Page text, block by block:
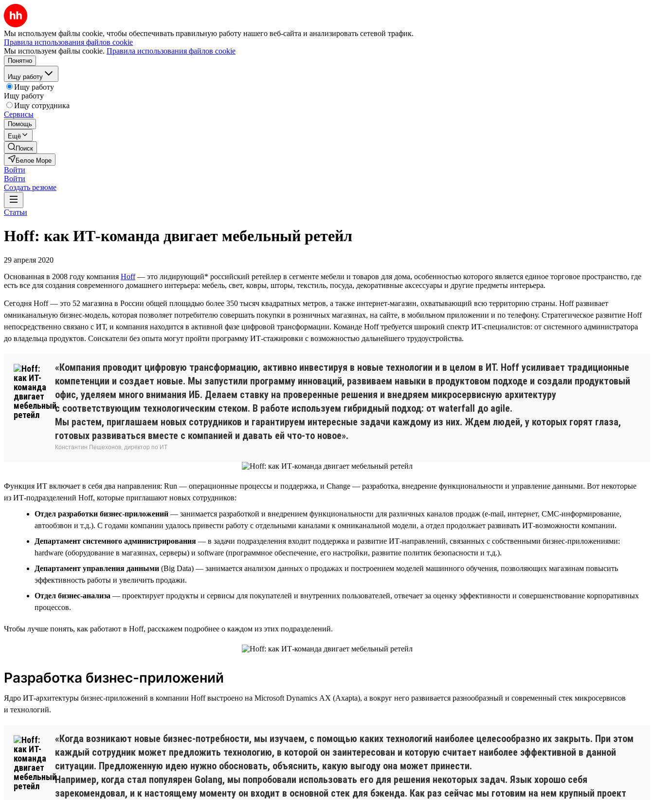
Мы используем файлы cookie, чтобы обеспечивать правильную работу нашего веб-сайта и анализировать сетевой трафик.
Правила использования файлов cookie
Мы используем файлы cookie. Правила использования файлов cookie
Понятно
Ищу работу
Ищу работу
Ищу работу
Ищу сотрудника
Сервисы
Помощь
Ещё
Поиск
Белое Море
Войти
Войти
Создать резюме
Статьи
Hoff: как ИТ-команда двигает мебельный ретейл
29 апреля 2020
Основанная в 2008 году компания Hoff— это лидирующий* российский ретейлер в сегменте мебели и товаров для дома, особенностью которого является единое торговое пространство, где
есть все для создания современного домашнего интерьера: мебель, свет, ковры, шторы, текстиль, посуда, декоративные аксессуары и другие предметы интерьера.
Сегодня Hoff — это 52 магазина в России общей площадью более 350 тысяч квадратных метров, а также интернет-магазин, охватывающий всю территорию страны. Hoff развивает
омниканальную бизнес-модель, которая позволяет потребителю совершать покупки в розничных магазинах, на сайте, в мобильном приложении и по телефону. Стратегическое развитие Hoff
непосредственно связано с ИТ, и компания находится в активной фазе цифровой трансформации. Команде Hoff требуется широкий спектр ИТ-специалистов: от системного администратора
до владельца продуктов. Соискатели без опыта могут пройти программу ИТ-стажировки с возможностью дальнейшего трудоустройства.
«Компания проводит цифровую трансформацию, активно инвестируя в новые технологии и в целом в ИТ. Hoff усиливает традиционные
компетенции и создает новые. Мы запустили программу инноваций, развиваем навыки в продуктовом подходе и создали продуктовый
офис, уделяем много внимания ИБ. Делаем ставку на проверенные решения и внедряем микросервисную архитектуру
с соответствующим технологическим стеком. В работе используем гибридный подход: от waterfall до agile.
Мы растем, приглашаем новых сотрудников и гарантируем интересные задачи каждому из них. Ждем людей, у которых горят глаза,
готовых развиваться вместе с компанией и давать ей что-то новое».
Константин Пешехонов, директор по ИТ
Функция ИТ включает в себя два направления: Run — операционные процессы и поддержка, и Change — разработка, внедрение функциональности и управление данными. Вот некоторые
из ИТ-подразделений Hoff, которые приглашают новых сотрудников:
Отдел разработки бизнес-приложений — занимается разработкой и внедрением функциональности для различных каналов продаж (e-mail, интернет, СМС-информирование,
автообзвон и т.д.). С годами компании удалось привести работу с отдельными каналами к омниканальной модели, а отдел продолжает развивать ИТ-возможности компании.
Департамент системного администрирования — в задачи подразделения входит поддержка и развитие ИТ-направлений, связанных с собственными бизнес-приложениями:
hardware (оборудование в магазинах, серверы) и software (программное обеспечение, его настройки, развитие политик безопасности и т.д.).
Департамент управления данными (Big Data) — занимается анализом данных о продажах и построением моделей машинного обучения, позволяющих магазинам повысить
эффективность работы и увеличить продажи.
Отдел бизнес-анализа — проектирует продукты и сервисы для покупателей и внутренних пользователей, отвечает за оценку эффективности и совершенствование корпоративных
процессов.
Чтобы лучше понять, как работают в Hoff, расскажем подробнее о каждом из этих подразделений.
Разработка бизнес-приложений
Ядро ИТ-архитектуры бизнес-приложений в компании Hoff выстроено на Microsoft Dynamics AX (Axapta), а вокруг него развивается разнообразный и современный стек микросервисов
и технологий.
«Когда возникают новые бизнес-потребности, мы изучаем, с помощью каких технологий наиболее целесообразно их закрыть. При этом
каждый сотрудник может предложить технологию, в которой он заинтересован и которую считает наиболее эффективной в данной
ситуации. Предложенную идею нужно обосновать, объяснить, какую выгоду она может принести.
Например, когда стал популярен Golang, мы попробовали использовать его для решения некоторых задач. Язык хорошо себя
зарекомендовал, и к настоящему моменту он входит в основной стек для бэкенда. Как раз сейчас мы готовим на нем крупный проект